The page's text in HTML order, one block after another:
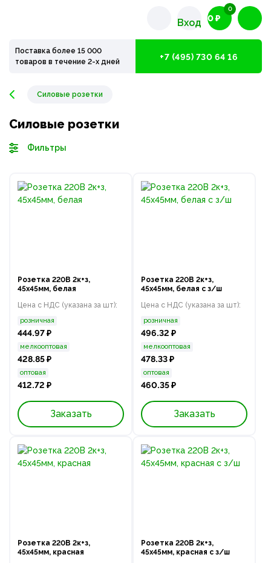
Вход 0 ₽
0
Поставка более 15 000
товаров в течение 2-х дней
+7 (495) 730 64 16
Силовые розетки
Силовые розетки
Фильтры
Розетка 220В 2к+з,
45х45мм, белая
Цена с НДС (указана за шт):
розничная
444.97 ₽
мелкооптовая
428.85 ₽
оптовая
412.72 ₽
Заказать
Розетка 220В 2к+з,
45х45мм, белая с з/ш
Цена с НДС (указана за шт):
розничная
496.32 ₽
мелкооптовая
478.33 ₽
оптовая
460.35 ₽
Заказать
Розетка 220В 2к+з,
45х45мм, красная
Розетка 220В 2к+з,
45х45мм, красная с з/ш